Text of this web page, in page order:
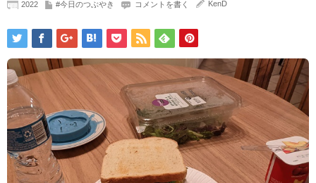
2022 #今日のつぶやき コメントを書く KenD